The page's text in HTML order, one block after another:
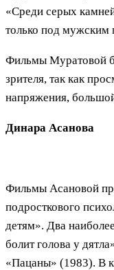
«Среди серых
только под мужским
Фильмы Муратовой
зрителя, так как
напряжения,
Динара Асанова
Фильмы Асановой
подросткового
детям». Два
болит голова у
«Пацаны» (1983). В